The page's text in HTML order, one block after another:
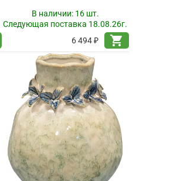
В наличии: 16 шт.
Следующая поставка 18.08.26г.
6 494 ₽
shopping_cart